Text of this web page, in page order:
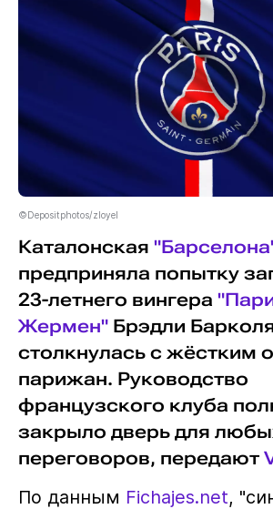
©Depositphotos/zloyel
Каталонская
предприняла попытку
23-летнего вингера
Жермен"Брэдли
столкнулась с жёстким
парижан. Руководство
французского клуба
закрыло дверь для
переговоров, передают
По данным Fichajes.net,